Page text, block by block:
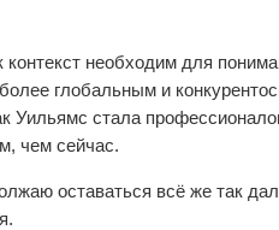
необходим для
глобальным и
Уильямс стала
чем сейчас.
оставаться всё же так